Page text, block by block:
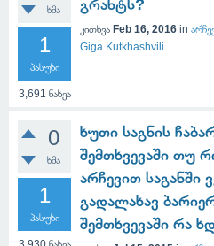
ხმა
1
პასუხი
3,691 ნახვა
გრანტს?
კითხვა Feb 16, 2016 in
Giga Kutkhashvili
0
ხმა
1
პასუხი
ხუთი საგნის
შემთხვევაში თუ
არჩევით საგანში
გადალახავ
შემთხვევაში რა